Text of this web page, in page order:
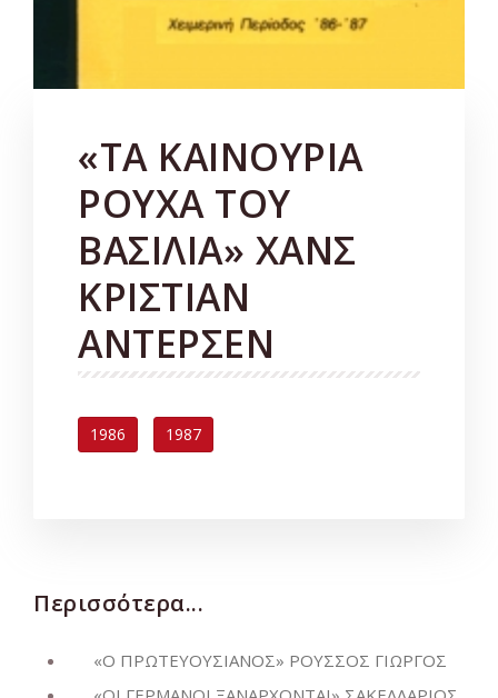
«ΤΑ ΚΑΙΝΟΥΡΙΑ
ΡΟΥΧΑ ΤΟΥ
ΒΑΣΙΛΙΑ» ΧΑΝΣ
ΚΡΙΣΤΙΑΝ
ΑΝΤΕΡΣΕΝ
1986 1987
Περισσότερα...
«Ο ΠΡΩΤΕΥΟΥΣΙΑΝΟΣ» ΡΟΥΣΣΟΣ ΓΙΩΡΓΟΣ